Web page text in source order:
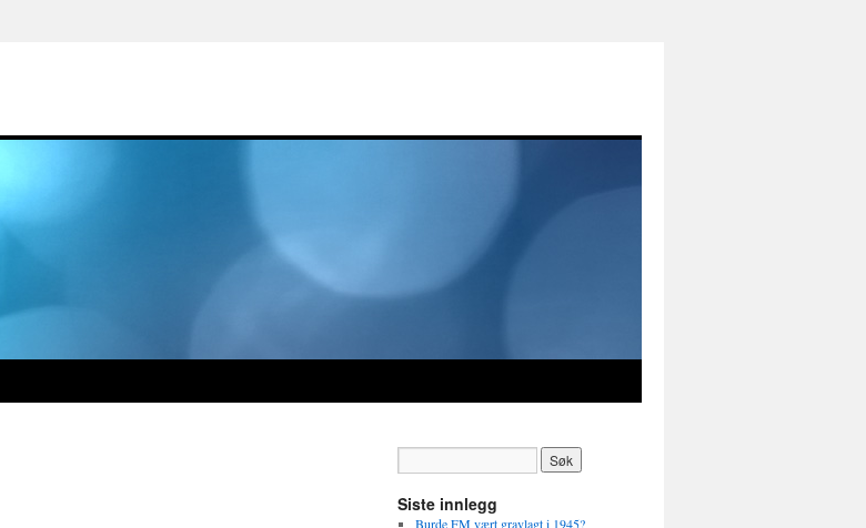
Siste innlegg
Burde FM vært gravlagt i 1945?